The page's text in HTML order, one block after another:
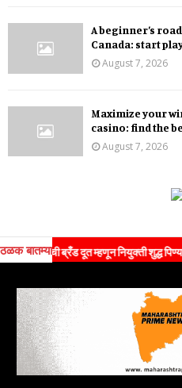
A beginner’s
Canada: start
August 7, 2026
Maximize your
casino: find the
August 7, 2026
ठळक बातम्या
ब्रँड दूत म्हणून नियुक्ती शुद्ध पिण्याच्या